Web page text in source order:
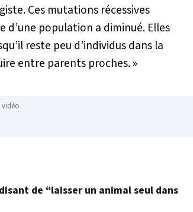
Ces mutations récessives
d’une population a diminué. Elles
reste peu d’individus dans la
entre parents proches. »
vidéo
de “laisser un animal seul dans